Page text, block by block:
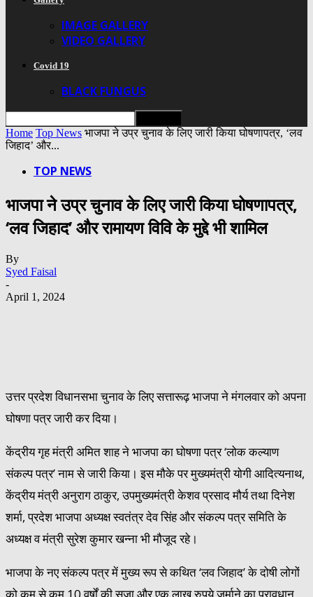
IMAGE GALLERY
VIDEO GALLERY
Covid 19
BLACK FUNGUS
Home Top News भाजपा ने उप्र चुनाव के लिए जारी किया घोषणापत्र, ‘लव
जिहाद’ और...
TOP NEWS
भाजपा ने उप्र चुनाव के लिए जारी किया घोषणापत्र,
‘लव जिहाद’ और रामायण विवि के मुद्दे भी शामिल
By
Syed Faisal
-
April 1, 2024
उत्तर प्रदेश विधानसभा चुनाव के लिए सत्तारूढ़ भाजपा ने मंगलवार को अपना
घोषणा पत्र जारी कर दिया।
केंद्रीय गृह मंत्री अमित शाह ने भाजपा का घोषणा पत्र ‘लोक कल्याण
संकल्प पत्र’ नाम से जारी किया। इस मौके पर मुख्यमंत्री योगी आदित्यनाथ,
केंद्रीय मंत्री अनुराग ठाकुर, उपमुख्यमंत्री केशव प्रसाद मौर्य तथा दिनेश
शर्मा, प्रदेश भाजपा अध्यक्ष स्वतंत्र देव सिंह और संकल्प पत्र समिति के
अध्यक्ष व मंत्री सुरेश कुमार खन्ना भी मौजूद रहे।
भाजपा के नए संकल्प पत्र में मुख्य रूप से कथित ‘लव जिहाद’ के दोषी लोगों
को कम से कम 10 वर्षों की सजा और एक लाख रुपये जुर्माने का प्रावधान